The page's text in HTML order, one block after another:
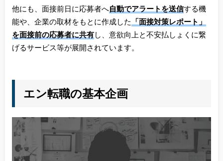
他にも、面接前日に応募者へ自動でアラートを送信する機
能や、企業の取材をもとに作成した
「面接対策レポート」
を面接前の応募者に共有し、意欲向上と不安払しょくに繋
げるサービス等が展開されています。
エン転職の基本企画